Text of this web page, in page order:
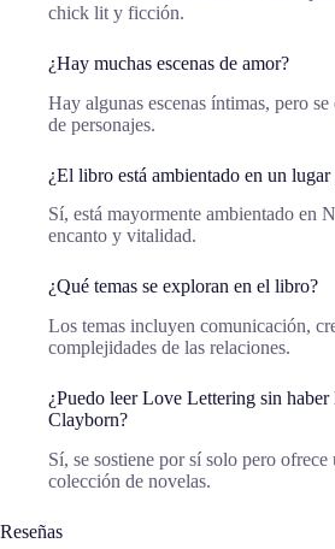
chick lit y ficción.
¿Hay muchas escenas de amor?
Hay algunas escenas íntimas, pero
de personajes.
¿El libro está ambientado en un
Sí, está mayormente ambientado en
encanto y vitalidad.
¿Qué temas se exploran en el libro?
Los temas incluyen comunicación,
complejidades de las relaciones.
¿Puedo leer Love Lettering sin
Clayborn?
Sí, se sostiene por sí solo pero
colección de novelas.
Reseñas